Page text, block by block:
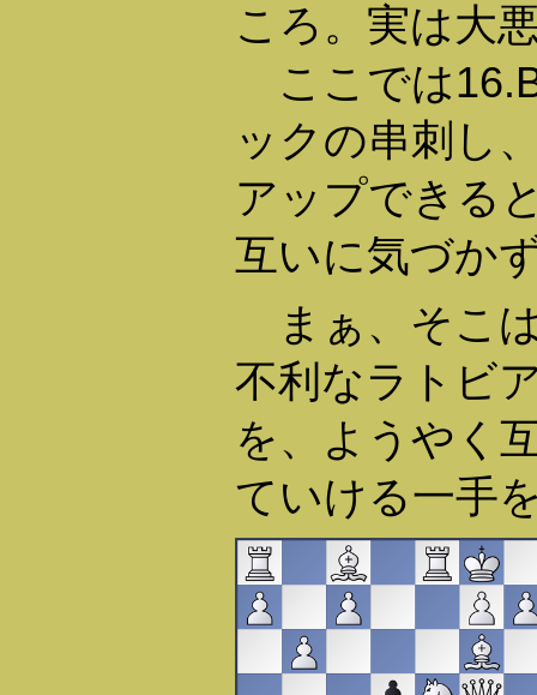
ころ。実は大
ここでは
ックの串刺し
アップできる
互いに気づか
まぁ、そこ
不利なラトビ
を、ようやく
ていける一手